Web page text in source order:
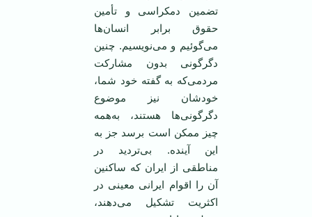
تضمين دمکراسی و تأمين
حقوق برابر انسان‌ها
می‌گوئيم و می‌نويسيم. چنين
دگرگونی بدون مشارکت
مردمی‌که به گفته خود شما،
خودشان نيز موضوع
دگرگونی‌ها هستند، به‌همه
چيز ممکن است برسد جز به
اين آينده. بی‌ترديد در
مناطقی از ايران که ساکنين
آن را اقوام ايرانی معينی در
اکثريت تشکيل می‌دهند،